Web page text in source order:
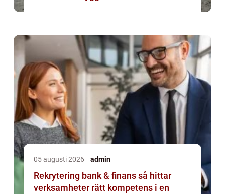
05 augusti 2026 admin
Rekrytering bank & finans så hittar
verksamheter rätt kompetens i en